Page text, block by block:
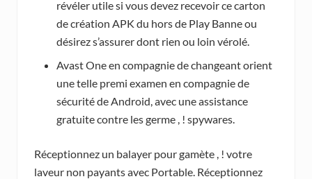
révéler utile si vous devez recevoir ce carton
de création APK du hors de Play Banne ou
désirez s’assurer dont rien ou loin vérolé.
Avast One en compagnie de changeant orient
une telle premi examen en compagnie de
sécurité de Android, avec une assistance
gratuite contre les germe , ! spywares.
Réceptionnez un balayer pour gamète , ! votre
laveur non payants avec Portable. Réceptionnez